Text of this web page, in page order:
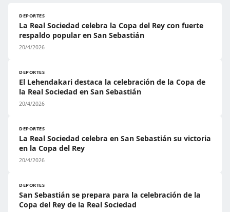
DEPORTES
La Real Sociedad celebra la Copa del Rey con fuerte
respaldo popular en San Sebastián
20/4/2026
DEPORTES
El Lehendakari destaca la celebración de la Copa de
la Real Sociedad en San Sebastián
20/4/2026
DEPORTES
La Real Sociedad celebra en San Sebastián su victoria
en la Copa del Rey
20/4/2026
DEPORTES
San Sebastián se prepara para la celebración de la
Copa del Rey de la Real Sociedad